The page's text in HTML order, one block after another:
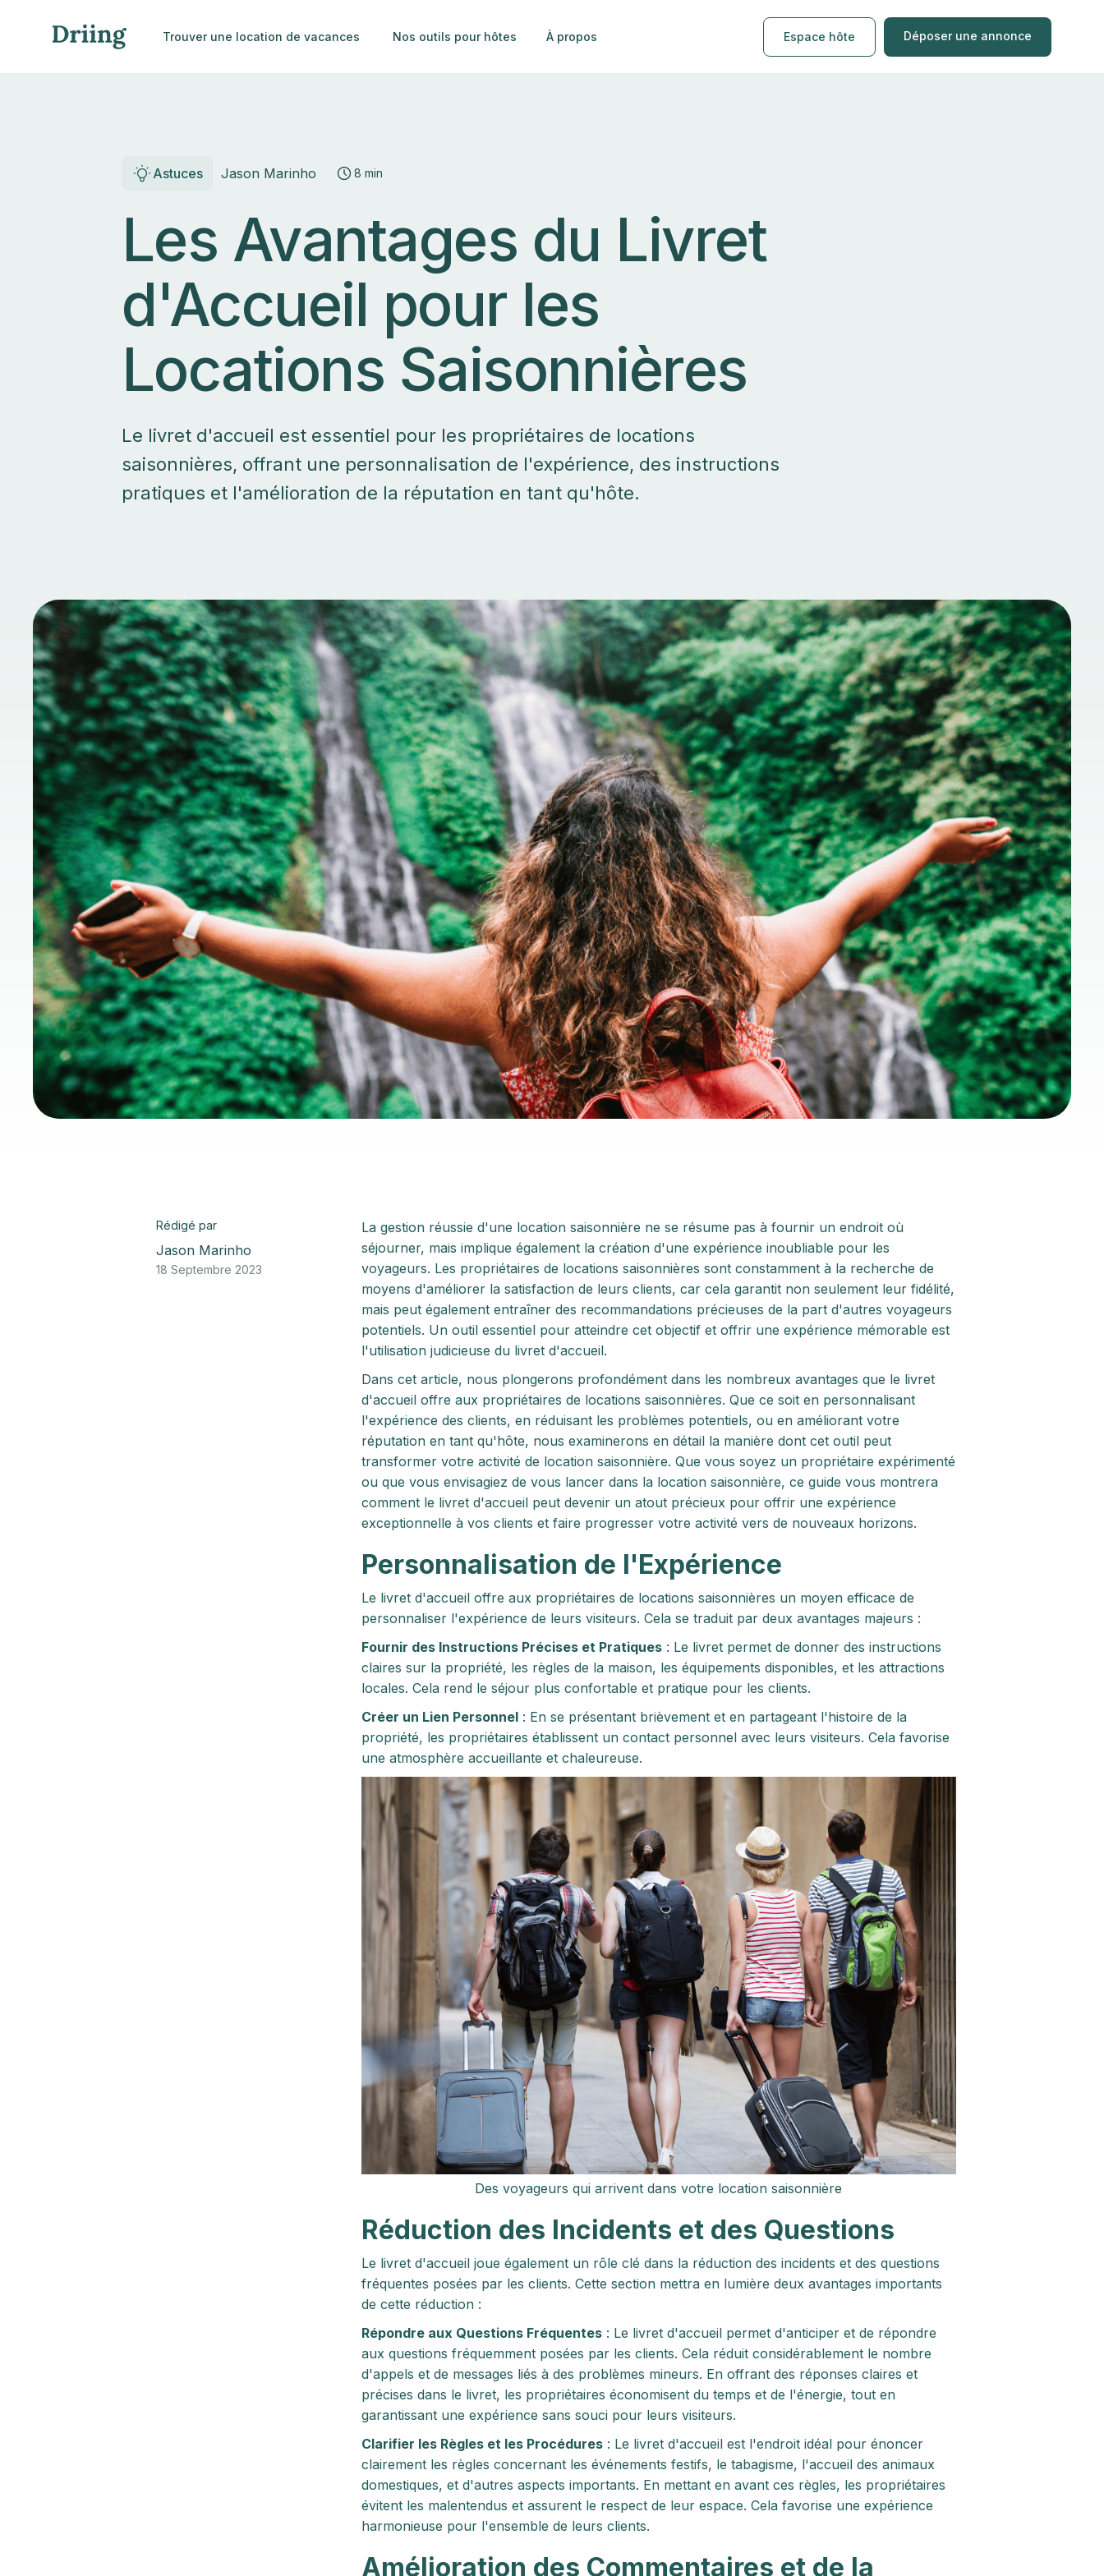
Trouver une location de vacances Nos outils pour hôtes À propos Espace hôte Déposer une annonce
Astuces Jason Marinho 8 min
Les Avantages du Livret
d'Accueil pour les
Locations Saisonnières
Le livret d'accueil est essentiel pour les propriétaires de locations
saisonnières, offrant une personnalisation de l'expérience, des instructions
pratiques et l'amélioration de la réputation en tant qu'hôte.
Rédigé par
Jason Marinho
18 Septembre 2023
La gestion réussie d'une location saisonnière ne se résume pas à fournir un endroit où
séjourner, mais implique également la création d'une expérience inoubliable pour les
voyageurs. Les propriétaires de locations saisonnières sont constamment à la recherche de
moyens d'améliorer la satisfaction de leurs clients, car cela garantit non seulement leur fidélité,
mais peut également entraîner des recommandations précieuses de la part d'autres voyageurs
potentiels. Un outil essentiel pour atteindre cet objectif et offrir une expérience mémorable est
l'utilisation judicieuse du livret d'accueil.
Dans cet article, nous plongerons profondément dans les nombreux avantages que le livret
d'accueil offre aux propriétaires de locations saisonnières. Que ce soit en personnalisant
l'expérience des clients, en réduisant les problèmes potentiels, ou en améliorant votre
réputation en tant qu'hôte, nous examinerons en détail la manière dont cet outil peut
transformer votre activité de location saisonnière. Que vous soyez un propriétaire expérimenté
ou que vous envisagiez de vous lancer dans la location saisonnière, ce guide vous montrera
comment le livret d'accueil peut devenir un atout précieux pour offrir une expérience
exceptionnelle à vos clients et faire progresser votre activité vers de nouveaux horizons.
Personnalisation de l'Expérience
Le livret d'accueil offre aux propriétaires de locations saisonnières un moyen efficace de
personnaliser l'expérience de leurs visiteurs. Cela se traduit par deux avantages majeurs :
Fournir des Instructions Précises et Pratiques: Le livret permet de donner des instructions
claires sur la propriété, les règles de la maison, les équipements disponibles, et les attractions
locales. Cela rend le séjour plus confortable et pratique pour les clients.
Créer un Lien Personnel: En se présentant brièvement et en partageant l'histoire de la
propriété, les propriétaires établissent un contact personnel avec leurs visiteurs. Cela favorise
une atmosphère accueillante et chaleureuse.
Des voyageurs qui arrivent dans votre location saisonnière
Réduction des Incidents et des Questions
Le livret d'accueil joue également un rôle clé dans la réduction des incidents et des questions
fréquentes posées par les clients. Cette section mettra en lumière deux avantages importants
de cette réduction :
Répondre aux Questions Fréquentes: Le livret d'accueil permet d'anticiper et de répondre
aux questions fréquemment posées par les clients. Cela réduit considérablement le nombre
d'appels et de messages liés à des problèmes mineurs. En offrant des réponses claires et
précises dans le livret, les propriétaires économisent du temps et de l'énergie, tout en
garantissant une expérience sans souci pour leurs visiteurs.
Clarifier les Règles et les Procédures: Le livret d'accueil est l'endroit idéal pour énoncer
clairement les règles concernant les événements festifs, le tabagisme, l'accueil des animaux
domestiques, et d'autres aspects importants. En mettant en avant ces règles, les propriétaires
évitent les malentendus et assurent le respect de leur espace. Cela favorise une expérience
harmonieuse pour l'ensemble de leurs clients.
Amélioration des Commentaires et de la